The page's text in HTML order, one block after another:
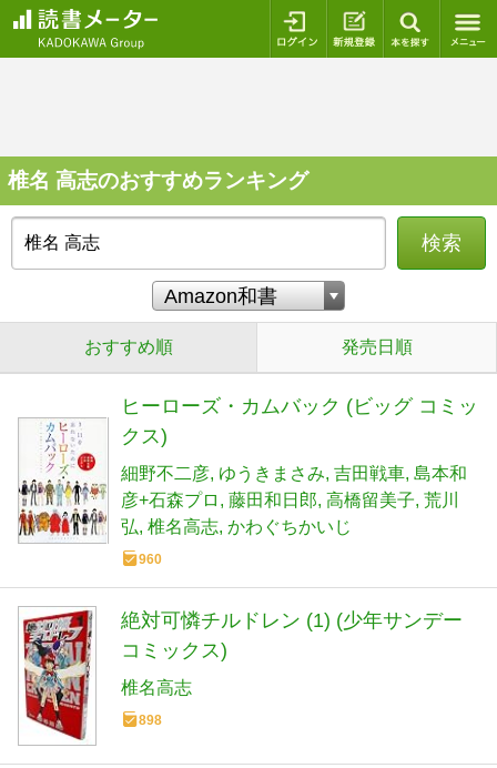
ログイン 新規登録
椎名 高志のおすすめランキング
検索
おすすめ順 発売日順
ヒーローズ・カムバック (ビッグ コミッ
クス)
細野不二彦 ゆうきまさみ 吉田戦車 島本和
彦+石森プロ
藤田和日郎 高橋留美子 荒川
弘 椎名高志 かわぐちかいじ
960
絶対可憐チルドレン (1) (少年サンデー
コミックス)
椎名高志
898